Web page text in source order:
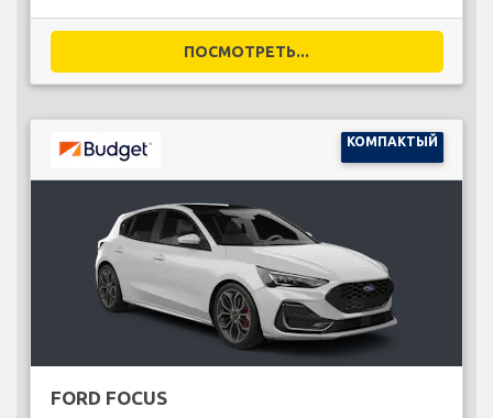
ПОСМОТРЕТЬ...
КОМПАКТЫЙ
FORD FOCUS